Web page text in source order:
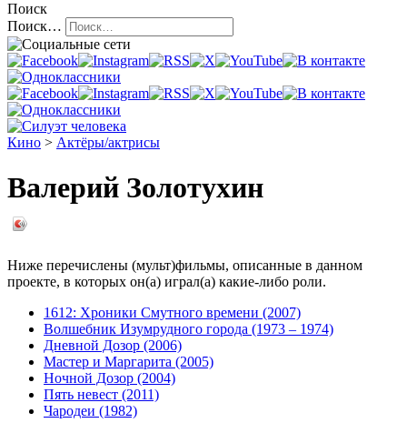
Поиск
Поиск…
Кино > Актёры/актрисы
Валерий Золотухин
Ниже перечислены (мульт)фильмы, описанные в данном
проекте, в которых он(а) играл(а) какие-либо роли.
1612: Хроники Смутного времени (2007)
Волшебник Изумрудного города (1973 – 1974)
Дневной Дозор (2006)
Мастер и Маргарита (2005)
Ночной Дозор (2004)
Пять невест (2011)
Чародеи (1982)